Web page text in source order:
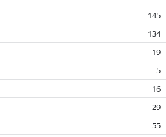
145
134
19
5
16
29
55